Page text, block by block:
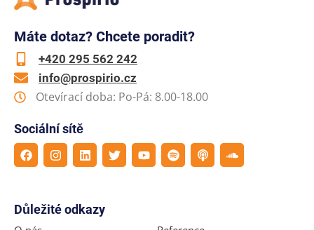
Máte dotaz? Chcete poradit?
+420 295 562 242
info@prospirio.cz
Otevírací doba: Po-Pá: 8.00-18.00
Sociální sítě
Důležité odkazy